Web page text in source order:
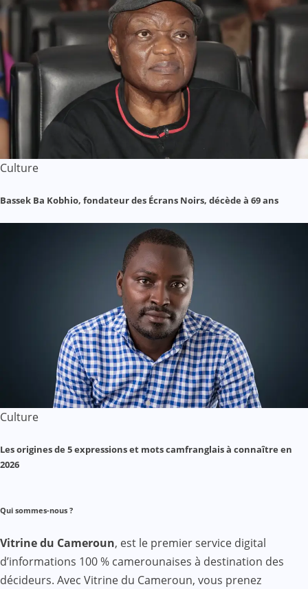
Culture
Bassek Ba Kobhio, fondateur des Écrans Noirs, décède à 69 ans
Culture
Les origines de 5 expressions et mots camfranglais à connaître en
2026
Qui sommes-nous ?
Vitrine du Cameroun, est le premier service digital
d’informations 100 % camerounaises à destination des
décideurs. Avec Vitrine du Cameroun, vous prenez